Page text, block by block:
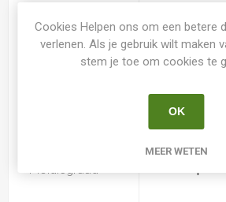
Spider Nee
Ploïdiegraad
Cookies Helpen ons om een betere
verlenen. Als je gebruik wilt maken
stem je toe om cookies te
OK
MEER WETEN